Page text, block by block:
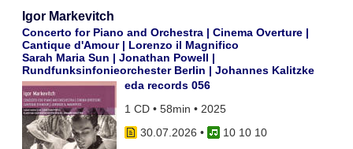
Igor Markevitch
Concerto for Piano and Orchestra | Cinema Overture |
Cantique d'Amour | Lorenzo il Magnifico
Sarah Maria Sun | Jonathan Powell |
Rundfunksinfonieorchester Berlin | Johannes Kalitzke
eda records 056
1 CD • 58min • 2025
30.07.2026 •
10 10 10